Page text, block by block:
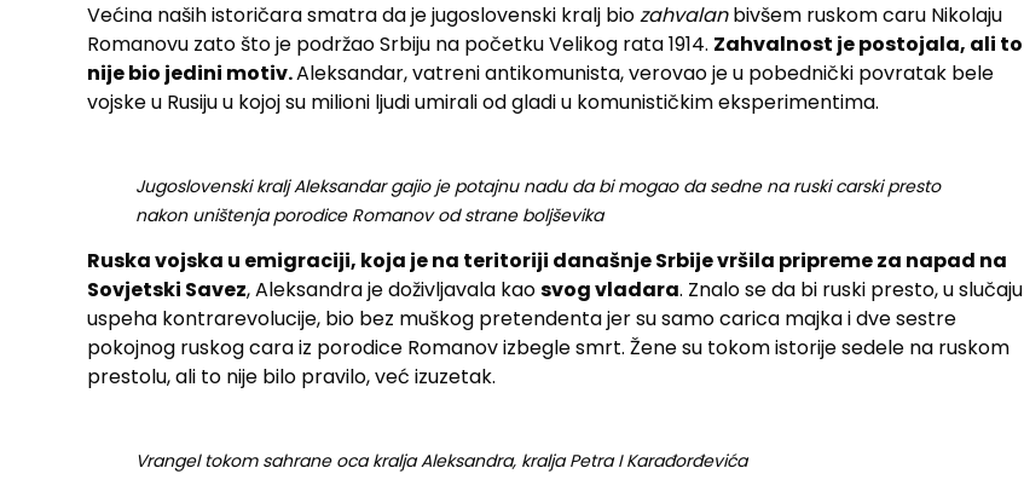
Većina naših istoričara smatra da je jugoslovenski kralj biozahvalanbivšem ruskom caru Nikolaju
Romanovu zato što je podržao Srbiju na početku Velikog rata 1914. Zahvalnost je postojala, ali to
nije bio jedini motiv.Aleksandar, vatreni antikomunista, verovao je u pobednički povratak bele
vojske u Rusiju u kojoj su milioni ljudi umirali od gladi u komunističkim eksperimentima.
Jugoslovenski kralj Aleksandar gajio je potajnu nadu da bi mogao da sedne na ruski carski presto
nakon uništenja porodice Romanov od strane boljševika
Ruska vojska u emigraciji, koja je na teritoriji današnje Srbije vršila pripreme za napad na
Sovjetski Savez, Aleksandra je doživljavala kaosvog vladara. Znalo se da bi ruski presto, u slučaju
uspeha kontrarevolucije, bio bez muškog pretendenta jer su samo carica majka i dve sestre
pokojnog ruskog cara iz porodice Romanov izbegle smrt. Žene su tokom istorije sedele na ruskom
prestolu, ali to nije bilo pravilo, već izuzetak.
Vrangel tokom sahrane oca kralja Aleksandra, kralja Petra I Karađorđevića